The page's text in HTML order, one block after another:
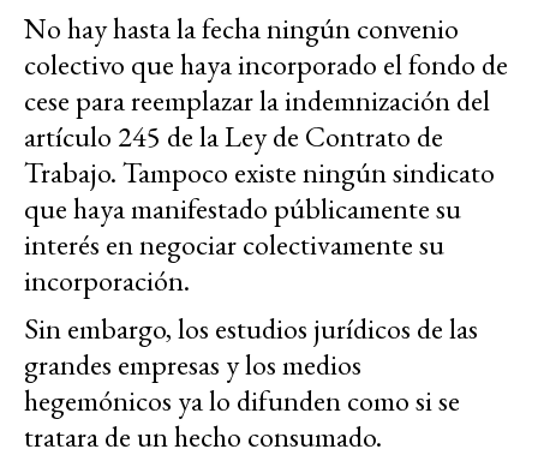
No hay hasta la fecha ningún convenio
colectivo que haya incorporado el fondo de
cese para reemplazar la indemnización del
artículo 245 de la Ley de Contrato de
Trabajo. Tampoco existe ningún sindicato
que haya manifestado públicamente su
interés en negociar colectivamente su
incorporación.
Sin embargo, los estudios jurídicos de las
grandes empresas y los medios
hegemónicos ya lo difunden como si se
tratara de un hecho consumado.